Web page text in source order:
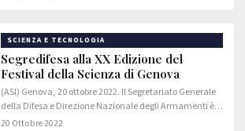
SCIENZA E TECNOLOGIA
Segredifesa alla XX Edizione del
Festival della Scienza di Genova
(ASI) Genova, 20 ottobre 2022. Il Segretariato Generale
della Difesa e Direzione Nazionale degli Armamenti è
presente alla XX edizione del “Festival della Scienza” di
20 Ottobre 2022